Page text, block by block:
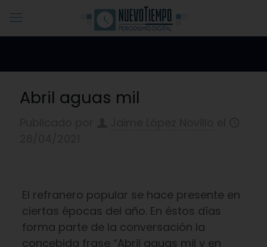
Abril aguas mil
El refranero popular se hace presente en
ciertas épocas del año. En éstos días
forma parte de la conversación la
concebida frase “Abril aguas mil y en